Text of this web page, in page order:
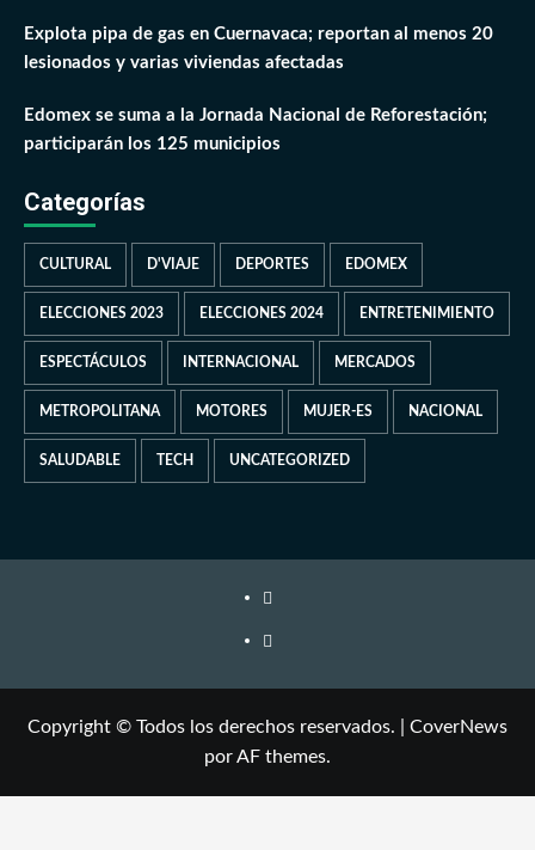
Explota pipa de gas en Cuernavaca; reportan al menos 20
lesionados y varias viviendas afectadas
Edomex se suma a la Jornada Nacional de Reforestación;
participarán los 125 municipios
Categorías
CULTURAL D'VIAJE DEPORTES EDOMEX
ELECCIONES 2023 ELECCIONES 2024 ENTRETENIMIENTO
ESPECTÁCULOS INTERNACIONAL MERCADOS
METROPOLITANA MOTORES MUJER-ES NACIONAL
SALUDABLE TECH UNCATEGORIZED
Copyright © Todos los derechos reservados.
CoverNews
por AF themes.